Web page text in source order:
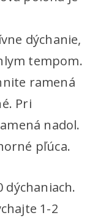
dýchanie,
tempom.
ramená
Pri
nadol.
pľúca.
dýchaniach.
1-2